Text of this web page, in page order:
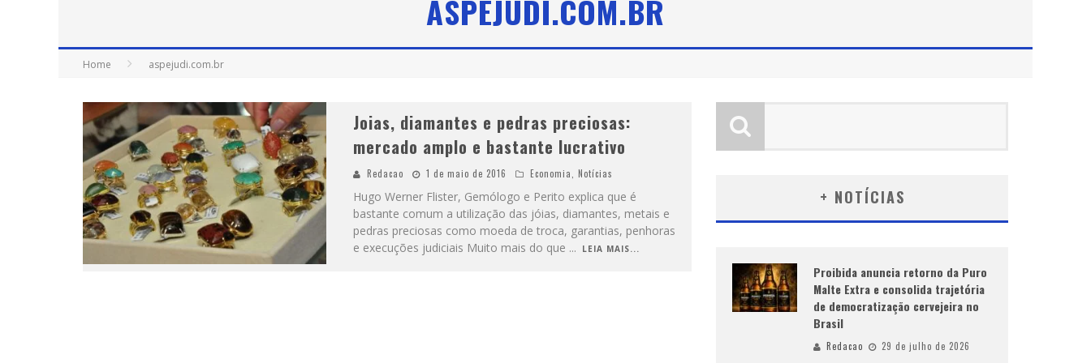
ASPEJUDI.COM.BR
Home aspejudi.com.br
Joias, diamantes e pedras preciosas:
mercado amplo e bastante lucrativo
Redacao 1 de maio de 2016 Economia Notícias
Hugo Werner Flister, Gemólogo e Perito explica que é
bastante comum a utilização das jóias, diamantes, metais e
pedras preciosas como moeda de troca, garantias, penhoras
e execuções judiciais Muito mais do que ... LEIA MAIS...
+ NOTÍCIAS
Proibida anuncia retorno da Puro
Malte Extra e consolida trajetória
de democratização cervejeira no
Brasil
Redacao 29 de julho de 2026